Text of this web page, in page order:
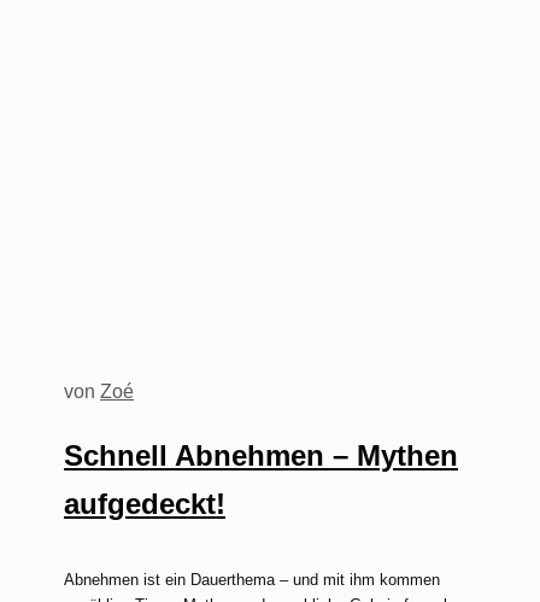
Schnell Abnehmen – Mythen
aufgedeckt!
von Zoé
Abnehmen ist ein Dauerthema – und mit ihm kommen